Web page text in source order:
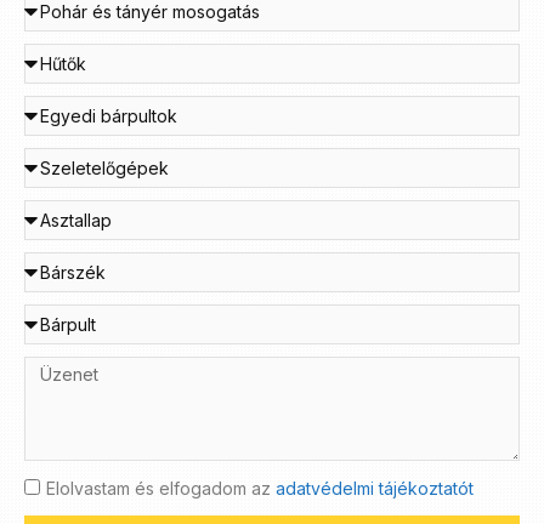
Elolvastam és elfogadom az adatvédelmi tájékoztatót